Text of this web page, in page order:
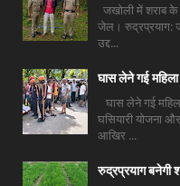
जखोली में शराब के
जेल। रुद्रप्रयाग:
उद्द...
घास लेने गई
घास लेने गई
घसियारी योजना
आखिर ...
रुद्रप्रयाग बनेगी